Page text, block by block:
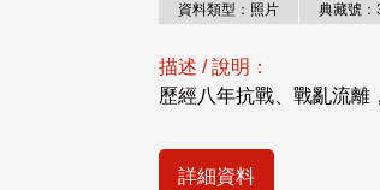
資料類型：照片 典藏號
描述 / 說明：
歷經八年抗戰、戰亂流離
詳細資料